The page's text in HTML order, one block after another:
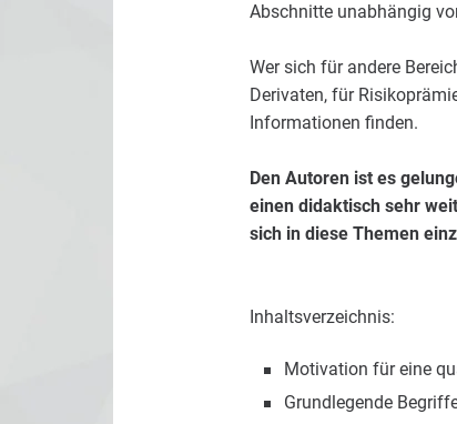
Abschnitte unabhängig
Wer sich für andere
Derivaten, für
Informationen finden.
Den Autoren ist es
einen didaktisch sehr
sich in diese Themen
Inhaltsverzeichnis:
Motivation für eine
Grundlegende